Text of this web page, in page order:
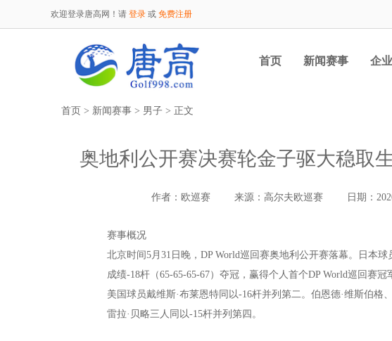
欢迎登录唐高网！请 登录 或 免费注册
首页 新闻赛事 企
首页 > 新闻赛事 > 男子 > 正文
奥地利公开赛决赛轮金子驱大稳取
作者：欧巡赛 来源：高尔夫欧巡赛 日期：
赛事概况
北京时间5月31日晚，DP World巡回赛奥地利公开赛落幕。日本球
成绩-18杆（65-65-65-67）夺冠，赢得个人首个DP World巡回赛
美国球员戴维斯·布莱恩特同以-16杆并列第二。伯恩德·维斯伯格
雷拉·贝略三人同以-15杆并列第四。